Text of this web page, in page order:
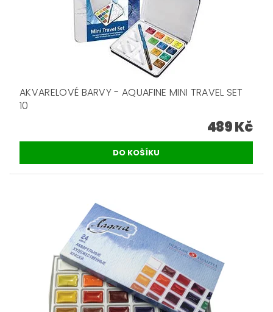
AKVARELOVÉ BARVY - AQUAFINE MINI TRAVEL SET
10
489 Kč